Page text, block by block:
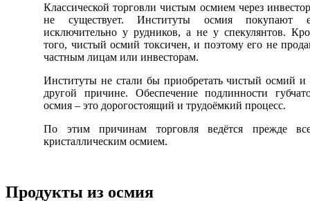
Классической торговли чистым осмием через
не существует. Институты осмия покупают
исключительно у рудников, а не у спекулянтов.
того, чистый осмий токсичен, и поэтому его не
частным лицам или инвесторам.
Институты не стали бы приобретать чистый осмий и
другой причине. Обеспечение подлинности
осмия – это дорогостоящий и трудоёмкий процесс.
По этим причинам торговля ведётся прежде
кристаллическим осмием.
Продукты из осмия